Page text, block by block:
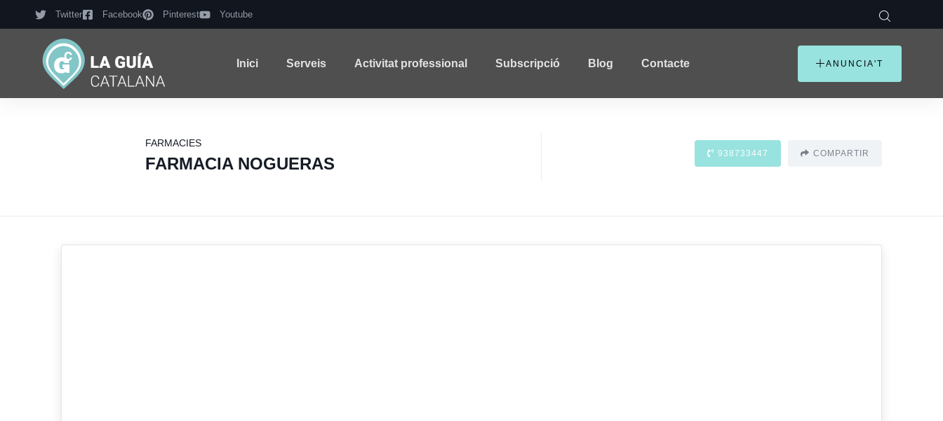
Twitter Facebook Pinterest Youtube
Inici Serveis Activitat professional Subscripció Blog Contacte ANUNCIA'T
FARMACIES
FARMACIA NOGUERAS
938733447 COMPARTIR